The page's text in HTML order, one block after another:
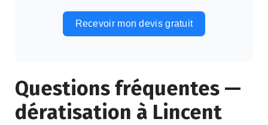
Recevoir mon devis gratuit
Questions fréquentes —
dératisation à Lincent